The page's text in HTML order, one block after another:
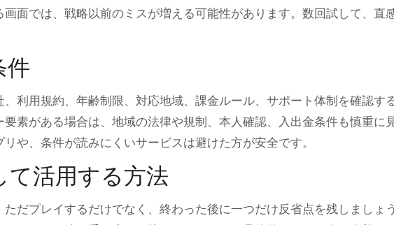
面では、戦略以前のミスが増える可能性があります。数回試して、直
件
利用規約、年齢制限、対応地域、課金ルール、サポート体制を確認す
要素がある場合は、地域の法律や規制、本人確認、入出金条件も慎重に
や、条件が読みにくいサービスは避けた方が安全です。
て活用する方法
だプレイするだけでなく、終わった後に一つだけ反省点を残しましょう